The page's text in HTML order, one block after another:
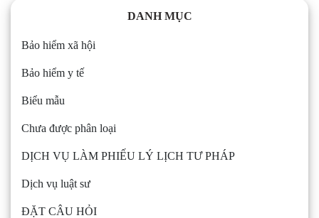
DANH MỤC
Bảo hiểm xã hội
Bảo hiểm y tế
Biểu mẫu
Chưa được phân loại
DỊCH VỤ LÀM PHIẾU LÝ LỊCH TƯ PHÁP
Dịch vụ luật sư
ĐẶT CÂU HỎI